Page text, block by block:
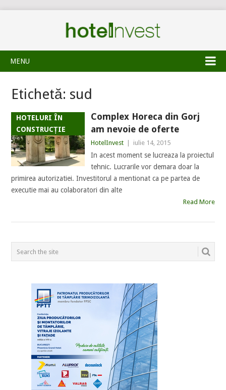
MENU
Etichetă: sud
HOTELURI ÎN
CONSTRUCȚIE
Complex Horeca din Gorj
am nevoie de oferte
HotelInvest iulie 14, 2015
In acest moment se lucreaza la proiectul
tehnic. Lucrarile vor demara doar la
primirea autorizatiei. Investitorul a mentionat ca pe partea de
executie mai au colaboratori din alte
Read More
POSTS
NAVIGATION